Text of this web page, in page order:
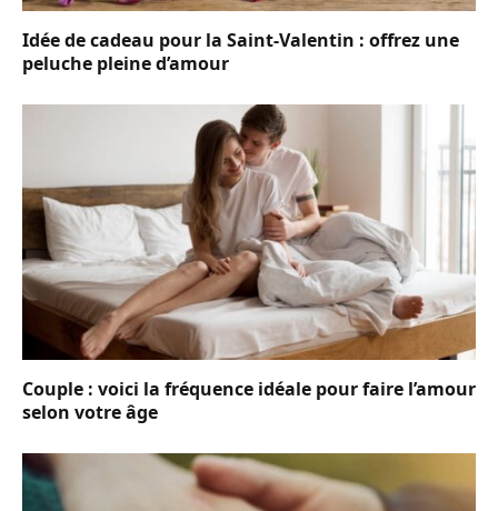
Idée de cadeau pour la Saint-Valentin : offrez une
peluche pleine d’amour
Couple : voici la fréquence idéale pour faire l’amour
selon votre âge